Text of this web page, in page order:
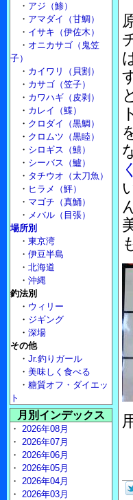
・ アジ（鯵）
・ アマダイ（甘鯛）
・ イサキ（伊佐木）
・ オニカサゴ（鬼笠
子）
・ カイワリ（貝割）
・ カサゴ（笠子）
・ カワハギ（皮剥）
・ カレイ（鰈）
・ クロダイ（黒鯛）
・ クロムツ（黒睦）
・ シロギス（鱚）
・ シーバス（鱸）
・ タチウオ（太刀魚）
・ ヒラメ（鮃）
・ マゴチ（真鯒）
・ メバル（目張）
場所別
・ 東京湾
・ 伊豆半島
・ 北海道
・ 沖縄
釣法別
・ ウィリー
・ ジギング
・ 深場
その他
・ Jr.釣りガール
・ 美味しく食べる
・ 糖質オフ・ダイエッ
ト
月別インデックス
・ 2026年08月
・ 2026年07月
・ 2026年06月
・ 2026年05月
・ 2026年04月
・ 2026年03月